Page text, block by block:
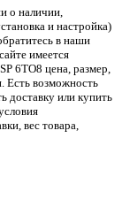
о наличии,
и настройка)
в наши
имеется
6TO8 цена, размер,
Есть возможность
доставку или купить
вес товара,